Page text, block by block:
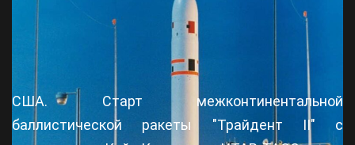
США. Старт межконтинентальной
баллистической ракеты "Трайдент II" с